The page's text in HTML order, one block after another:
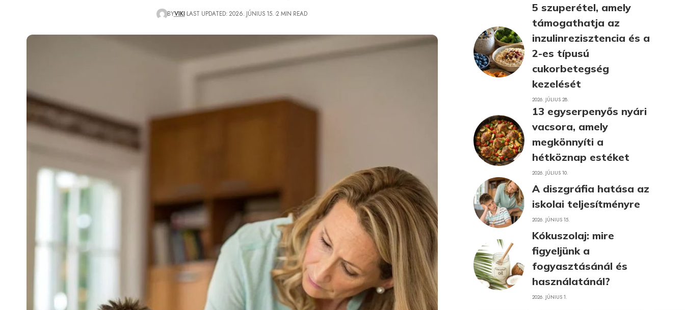
BYVIKI LAST UPDATED: 2026. JÚNIUS 15. 2 MIN READ
5 szuperétel, amely
támogathatja az
inzulinrezisztencia és a
2-es típusú
cukorbetegség
kezelését
2026. JÚLIUS 28.
13 egyserpenyős nyári
vacsora, amely
megkönnyíti a
hétköznap estéket
2026. JÚLIUS 10.
A diszgráfia hatása az
iskolai teljesítményre
2026. JÚNIUS 15.
Kókuszolaj: mire
figyeljünk a
fogyasztásánál és
használatánál?
2026. JÚNIUS 1.